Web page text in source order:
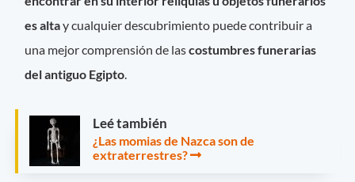
es altay cualquier descubrimiento puede contribuir a
una mejor comprensión de lascostumbres funerarias
del antiguo Egipto.
Leé también
¿Las momias de Nazca son de
extraterrestres?